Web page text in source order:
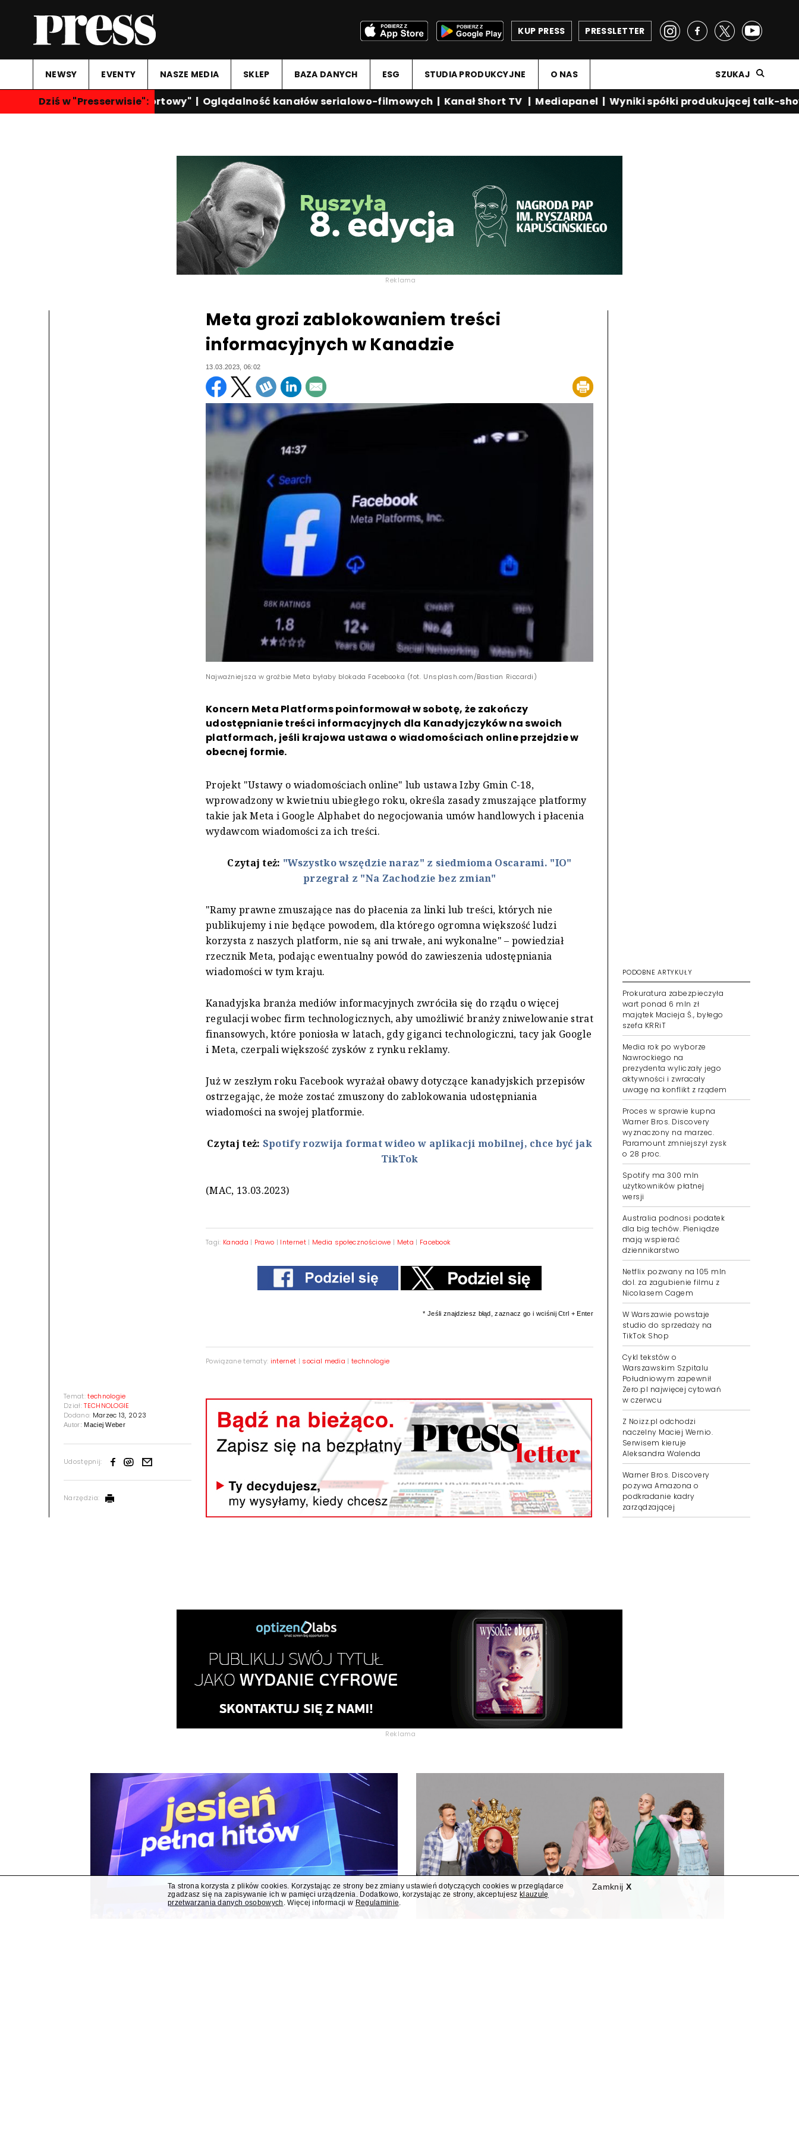
PRESSLETTER
KUP PRESS
NEWSY EVENTY NASZE MEDIA SKLEP BAZA DANYCH ESG STUDIA PRODUKCYJNE O NAS SZUKAJ
Dziś w "Presserwisie":
"Przegląd Sportowy"|Oglądalność kanałów serialowo-filmowych|Kanał Short TV |Mediapanel|Wyniki spółki produkującej talk-show
Reklama
Temat:technologie
Dział:TECHNOLOGIE
Dodano: Marzec 13, 2023
Autor:Maciej Weber
Udostępnij:
Narzędzia:
Meta grozi zablokowaniem treści
informacyjnych w Kanadzie
13.03.2023, 06:02
Najważniejsza w groźbie Meta byłaby blokada Facebooka (fot. Unsplash.com/Bastian Riccardi)
Koncern Meta Platforms poinformował w sobotę, że zakończy
udostępnianie treści informacyjnych dla Kanadyjczyków na swoich
platformach, jeśli krajowa ustawa o wiadomościach online przejdzie w
obecnej formie.
Projekt "Ustawy o wiadomościach online" lub ustawa Izby Gmin C-18,
wprowadzony w kwietniu ubiegłego roku, określa zasady zmuszające platformy
takie jak Meta i Google Alphabet do negocjowania umów handlowych i płacenia
wydawcom wiadomości za ich treści.
Czytaj też: "Wszystko wszędzie naraz" z siedmioma Oscarami. "IO"
przegrał z "Na Zachodzie bez zmian"
"Ramy prawne zmuszające nas do płacenia za linki lub treści, których nie
publikujemy i nie będące powodem, dla którego ogromna większość ludzi
korzysta z naszych platform, nie są ani trwałe, ani wykonalne" – powiedział
rzecznik Meta, podając ewentualny powód do zawieszenia udostępniania
wiadomości w tym kraju.
Kanadyjska branża mediów informacyjnych zwróciła się do rządu o więcej
regulacji wobec firm technologicznych, aby umożliwić branży zniwelowanie strat
finansowych, które poniosła w latach, gdy giganci technologiczni, tacy jak Google
i Meta, czerpali większość zysków z rynku reklamy.
Już w zeszłym roku Facebook wyrażał obawy dotyczące kanadyjskich przepisów
ostrzegając, że może zostać zmuszony do zablokowania udostępniania
wiadomości na swojej platformie.
Czytaj też: Spotify rozwija format wideo w aplikacji mobilnej, chce być jak
TikTok
(MAC, 13.03.2023)
Tagi: Kanada | Prawo | Internet| Media społecznościowe | Meta | Facebook
* Jeśli znajdziesz błąd, zaznacz go i wciśnij Ctrl + Enter
Powiązane tematy: internet | social media |technologie
PODOBNE ARTYKUŁY
Prokuratura zabezpieczyła
wart ponad 6 mln zł
majątek Macieja Ś., byłego
szefa KRRiT
Media rok po wyborze
Nawrockiego na
prezydenta wyliczały jego
aktywności i zwracały
uwagę na konflikt z rządem
Proces w sprawie kupna
Warner Bros. Discovery
wyznaczony na marzec.
Paramount zmniejszył zysk
o 28 proc.
Spotify ma 300 mln
użytkowników płatnej
wersji
Australia podnosi podatek
dla big techów. Pieniądze
mają wspierać
dziennikarstwo
Netflix pozwany na 105 mln
dol. za zagubienie filmu z
Nicolasem Cagem
W Warszawie powstaje
studio do sprzedaży na
TikTok Shop
Cykl tekstów o
Warszawskim Szpitalu
Południowym zapewnił
Zero.pl najwięcej cytowań
w czerwcu
Z Noizz.pl odchodzi
naczelny Maciej Wernio.
Serwisem kieruje
Aleksandra Walenda
Warner Bros. Discovery
pozywa Amazona o
podkradanie kadry
zarządzającej
Reklama
Zamknij X
Ta strona korzysta z plików cookies. Korzystając ze strony bez zmiany ustawień dotyczących cookies w przeglądarce
zgadzasz się na zapisywanie ich w pamięci urządzenia. Dodatkowo, korzystając ze strony, akceptujesz klauzulę
przetwarzania danych osobowych . Więcej informacji w Regulaminie.